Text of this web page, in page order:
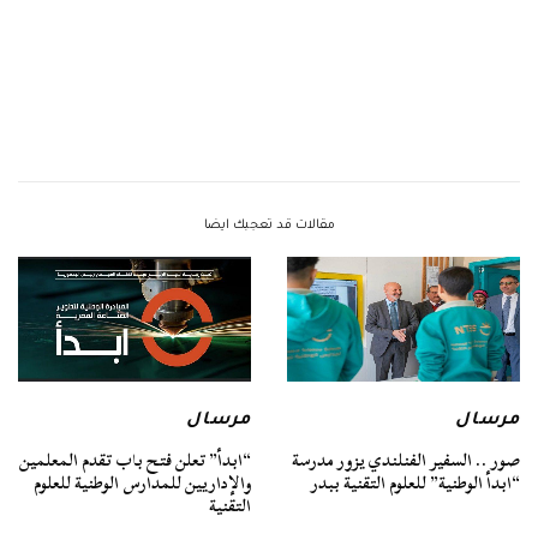
مقالات قد تعجبك ايضا
مرسال
صور .. السفير الفنلندي يزور مدرسة
“ابدأ الوطنية” للعلوم التقنية ببدر
مرسال
“ابدأ” تعلن فتح باب تقدم المعلمين
والإداريين للمدارس الوطنية للعلوم
التقنية